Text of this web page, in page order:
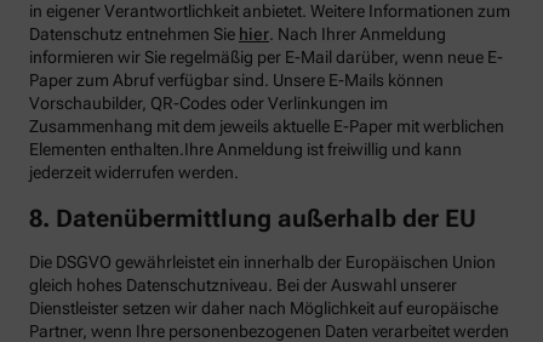
in eigener Verantwortlichkeit anbietet. Weitere Informationen zum
Datenschutz entnehmen Sie hier . Nach Ihrer Anmeldung
informieren wir Sie regelmäßig per E-Mail darüber, wenn neue E-
Paper zum Abruf verfügbar sind. Unsere E-Mails können
Vorschaubilder, QR-Codes oder Verlinkungen im
Zusammenhang mit dem jeweils aktuelle E-Paper mit werblichen
Elementen enthalten.Ihre Anmeldung ist freiwillig und kann
jederzeit widerrufen werden.
8. Datenübermittlung außerhalb der EU
Die DSGVO gewährleistet ein innerhalb der Europäischen Union
gleich hohes Datenschutzniveau. Bei der Auswahl unserer
Dienstleister setzen wir daher nach Möglichkeit auf europäische
Partner, wenn Ihre personenbezogenen Daten verarbeitet werden